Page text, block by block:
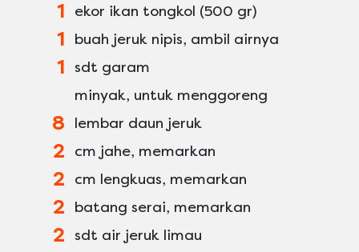
1 ekor ikan tongkol (500 gr)
1 buah jeruk nipis, ambil airnya
1 sdt garam
minyak, untuk menggoreng
8 lembar daun jeruk
2 cm jahe, memarkan
2 cm lengkuas, memarkan
2 batang serai, memarkan
2 sdt air jeruk limau